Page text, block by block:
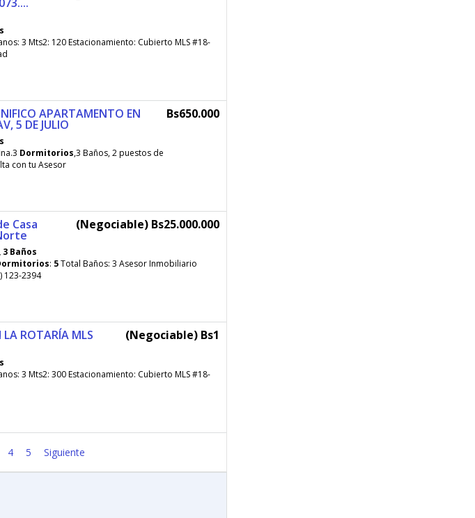
3 Mts2: 120 Estacionamiento: Cubierto MLS #18-
APARTAMENTO EN
5 DE JULIO
Bs650.000
Dormitorios,3 Baños, 2 puestos de
con tu Asesor
Casa (Negociable) Bs25.000.000
Baños
: 5Total Baños: 3 Asesor Inmobiliario
123-2394
LA ROTARÍA MLS (Negociable) Bs1
3 Mts2: 300 Estacionamiento: Cubierto MLS #18-
4 5 Siguiente